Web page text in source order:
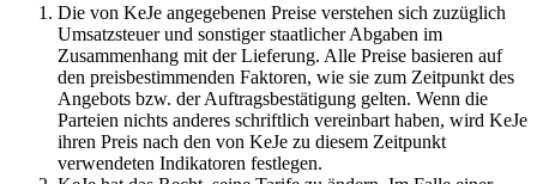
Die von KeJe angegebenen Preise verstehen sich zuzüglich
Umsatzsteuer und sonstiger staatlicher Abgaben im
Zusammenhang mit der Lieferung. Alle Preise basieren auf
den preisbestimmenden Faktoren, wie sie zum Zeitpunkt des
Angebots bzw. der Auftragsbestätigung gelten. Wenn die
Parteien nichts anderes schriftlich vereinbart haben, wird KeJe
ihren Preis nach den von KeJe zu diesem Zeitpunkt
verwendeten Indikatoren festlegen.